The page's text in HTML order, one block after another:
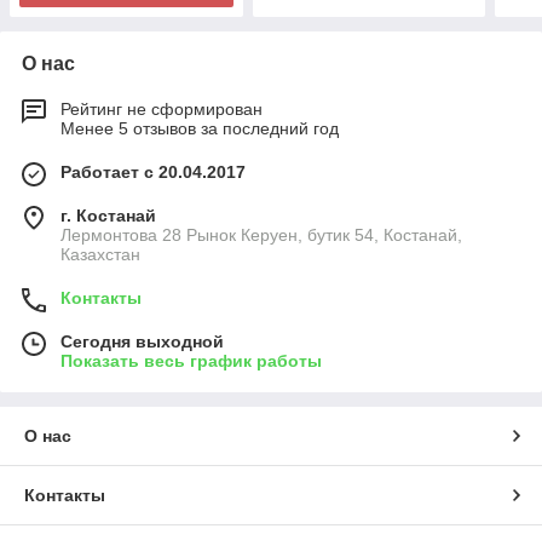
О нас
Рейтинг не сформирован
Менее 5 отзывов за последний год
Работает с 20.04.2017
г. Костанай
Лермонтова 28 Рынок Керуен, бутик 54, Костанай,
Казахстан
Контакты
Сегодня выходной
Показать весь график работы
О нас
Контакты